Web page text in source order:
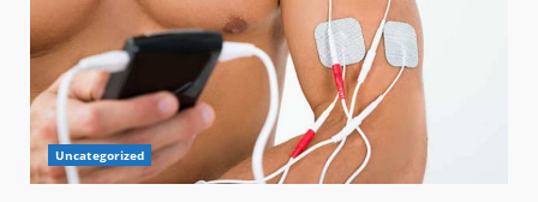
Uncategorized